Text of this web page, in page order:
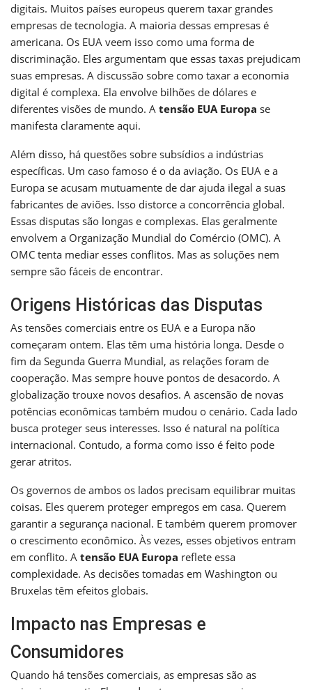
digitais. Muitos países europeus querem taxar grandes
empresas de tecnologia. A maioria dessas empresas é
americana. Os EUA veem isso como uma forma de
discriminação. Eles argumentam que essas taxas prejudicam
suas empresas. A discussão sobre como taxar a economia
digital é complexa. Ela envolve bilhões de dólares e
diferentes visões de mundo. A tensão EUA Europa se
manifesta claramente aqui.
Além disso, há questões sobre subsídios a indústrias
específicas. Um caso famoso é o da aviação. Os EUA e a
Europa se acusam mutuamente de dar ajuda ilegal a suas
fabricantes de aviões. Isso distorce a concorrência global.
Essas disputas são longas e complexas. Elas geralmente
envolvem a Organização Mundial do Comércio (OMC). A
OMC tenta mediar esses conflitos. Mas as soluções nem
sempre são fáceis de encontrar.
Origens Históricas das Disputas
As tensões comerciais entre os EUA e a Europa não
começaram ontem. Elas têm uma história longa. Desde o
fim da Segunda Guerra Mundial, as relações foram de
cooperação. Mas sempre houve pontos de desacordo. A
globalização trouxe novos desafios. A ascensão de novas
potências econômicas também mudou o cenário. Cada lado
busca proteger seus interesses. Isso é natural na política
internacional. Contudo, a forma como isso é feito pode
gerar atritos.
Os governos de ambos os lados precisam equilibrar muitas
coisas. Eles querem proteger empregos em casa. Querem
garantir a segurança nacional. E também querem promover
o crescimento econômico. Às vezes, esses objetivos entram
em conflito. A tensão EUA Europa reflete essa
complexidade. As decisões tomadas em Washington ou
Bruxelas têm efeitos globais.
Impacto nas Empresas e
Consumidores
Quando há tensões comerciais, as empresas são as